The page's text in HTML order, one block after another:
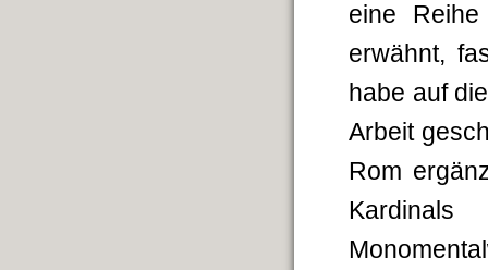
eine Reihe
erwähnt,
habe auf
Arbeit
Rom